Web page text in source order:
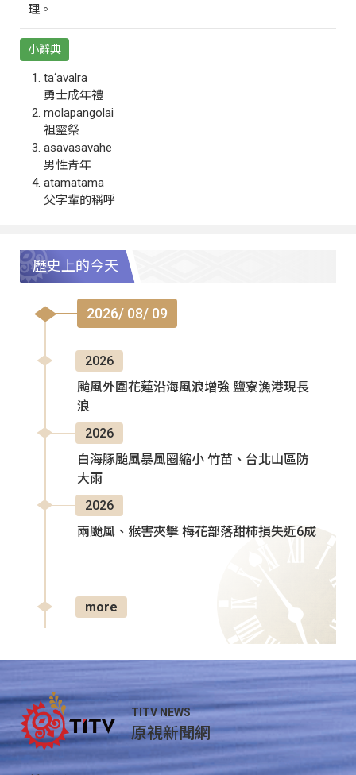
理。
小辭典
ta‘avalra
勇士成年禮
molapangolai
祖靈祭
asavasavahe
男性青年
atamatama
父字輩的稱呼
歷史上的今天
2026/ 08/ 09
2026
颱風外圍花蓮沿海風浪增強 鹽寮漁港現長
浪
2026
白海豚颱風暴風圈縮小 竹苗、台北山區防
大雨
2026
兩颱風、猴害夾擊 梅花部落甜柿損失近6成
more
TITV NEWS
原視新聞網